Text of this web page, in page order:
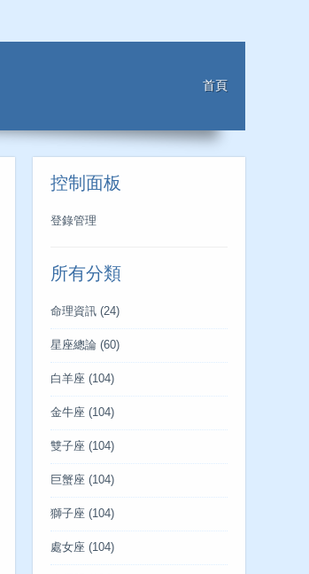
首頁
控制面板
登錄管理
所有分類
命理資訊 (24)
星座總論 (60)
白羊座 (104)
金牛座 (104)
雙子座 (104)
巨蟹座 (104)
獅子座 (104)
處女座 (104)